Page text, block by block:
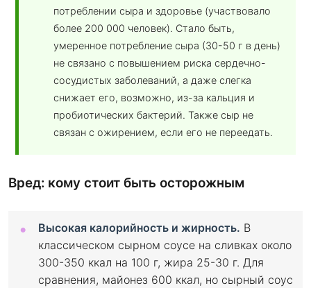
потреблении сыра и здоровье (участвовало
более 200 000 человек). Стало быть,
умеренное потребление сыра (30-50 г в день)
не связано с повышением риска сердечно-
сосудистых заболеваний, а даже слегка
снижает его, возможно, из-за кальция и
пробиотических бактерий. Также сыр не
связан с ожирением, если его не переедать.
Вред: кому стоит быть осторожным
Высокая калорийность и жирность. В
классическом сырном соусе на сливках около
300-350 ккал на 100 г, жира 25-30 г. Для
сравнения, майонез 600 ккал, но сырный соус